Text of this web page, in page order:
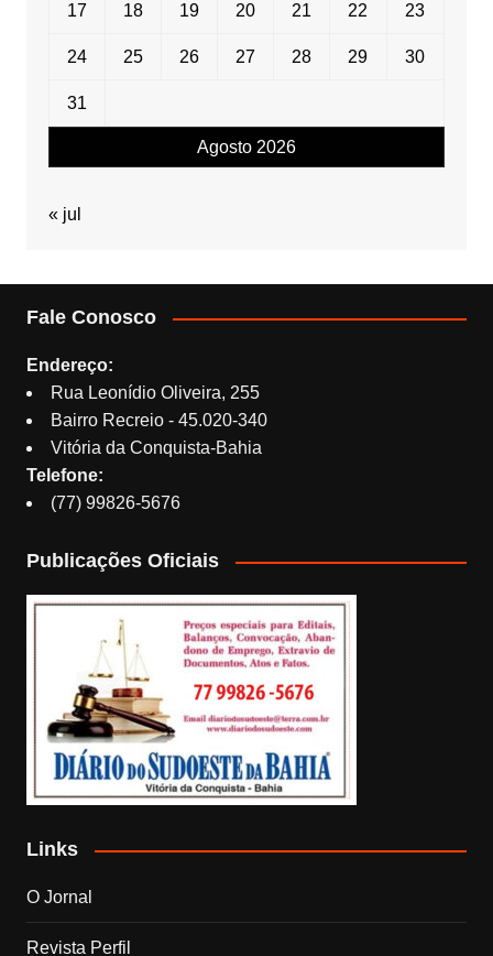
Agosto 2026
17 18 19 20 21 22 23
24 25 26 27 28 29 30
31
« jul
Fale Conosco
Endereço:
Rua Leonídio Oliveira, 255
Bairro Recreio - 45.020-340
Vitória da Conquista-Bahia
Telefone:
(77) 99826-5676
Publicações Oficiais
Links
O Jornal
Revista Perfil